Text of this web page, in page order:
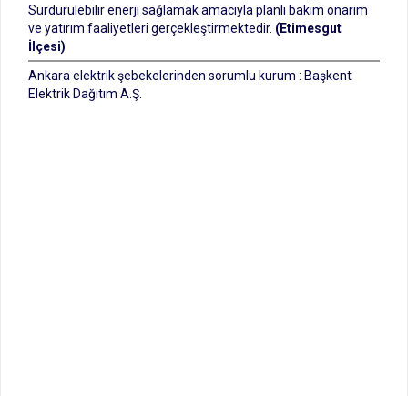
Sürdürülebilir enerji sağlamak amacıyla planlı bakım onarım
ve yatırım faaliyetleri gerçekleştirmektedir. (Etimesgut
İlçesi)
Ankara elektrik şebekelerinden sorumlu kurum : Başkent
Elektrik Dağıtım A.Ş.